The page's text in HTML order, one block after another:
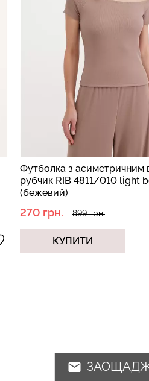
Бавовняне худі STREET
4424/160 cappuccino
720 грн. 2399 грн.
КУПИТИ